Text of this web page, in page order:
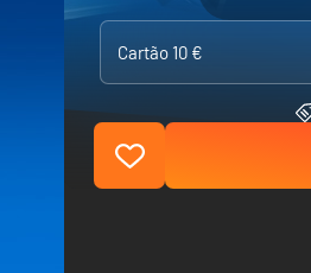
Cartão 10 €